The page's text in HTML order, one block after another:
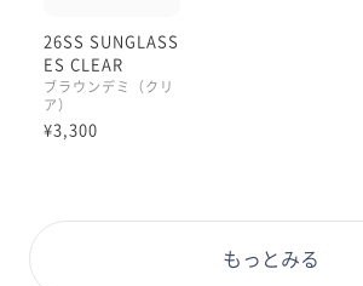
度なし専用サングラスです。
鼻パッドと耳の部分は先セルが付いて
26SS SUNGLASS
ES CLEAR
ブラウンデミ（クリ
ア）
¥3,300
もっとみる